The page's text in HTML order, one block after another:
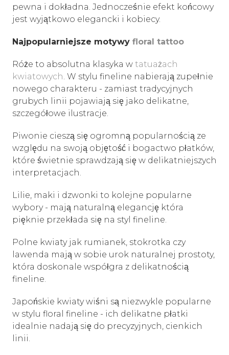
pewna i dokładna. Jednocześnie efekt końcowy
jest wyjątkowo elegancki i kobiecy.
Najpopularniejsze motywy floral tattoo
Róże to absolutna klasyka w tatuażach
kwiatowych . W stylu fineline nabierają zupełnie
nowego charakteru - zamiast tradycyjnych
grubych linii pojawiają się jako delikatne,
szczegółowe ilustracje.
Piwonie cieszą się ogromną popularnością ze
względu na swoją objętość i bogactwo płatków,
które świetnie sprawdzają się w delikatniejszych
interpretacjach.
Lilie, maki i dzwonki to kolejne popularne
wybory - mają naturalną elegancję która
pięknie przekłada się na styl fineline.
Polne kwiaty jak rumianek, stokrotka czy
lawenda mają w sobie urok naturalnej prostoty,
która doskonale współgra z delikatnością
fineline.
Japońskie kwiaty wiśni są niezwykle popularne
w stylu floral fineline - ich delikatne płatki
idealnie nadają się do precyzyjnych, cienkich
linii.